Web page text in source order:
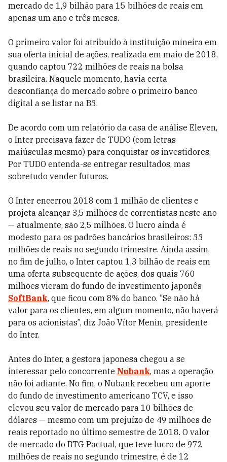
mercado de 1,9 bilhão para 15 bilhões de reais em
apenas um ano e três meses.
O primeiro valor foi atribuído à instituição mineira em
sua oferta inicial de ações, realizada em maio de 2018,
quando captou 722 milhões de reais na bolsa
brasileira. Naquele momento, havia certa
desconfiança do mercado sobre o primeiro banco
digital a se listar na B3.
De acordo com um relatório da casa de análise Eleven,
o Inter precisava fazer de TUDO (com letras
maiúsculas mesmo) para conquistar os investidores.
Por TUDO entenda-se entregar resultados, mas
sobretudo vender futuros.
O Inter encerrou 2018 com 1 milhão de clientes e
projeta alcançar 3,5 milhões de correntistas neste ano
— atualmente, são 2,5 milhões. O lucro ainda é
modesto para os padrões bancários brasileiros: 33
milhões de reais no segundo trimestre. Ainda assim,
no fim de julho, o Inter captou 1,3 bilhão de reais em
uma oferta subsequente de ações, dos quais 760
milhões vieram do fundo de investimento japonês
SoftBank, que ficou com 8% do banco. “Se não há
valor para os clientes, em algum momento, não haverá
para os acionistas”, diz João Vítor Menin, presidente
do Inter.
Antes do Inter, a gestora japonesa chegou a se
interessar pelo concorrente Nubank, mas a operação
não foi adiante. No fim, o Nubank recebeu um aporte
do fundo de investimento americano TCV, e isso
elevou seu valor de mercado para 10 bilhões de
dólares — mesmo com um prejuízo de 49 milhões de
reais reportado no último semestre de 2018. O valor
de mercado do BTG Pactual, que teve lucro de 972
milhões de reais no segundo trimestre, é de 12